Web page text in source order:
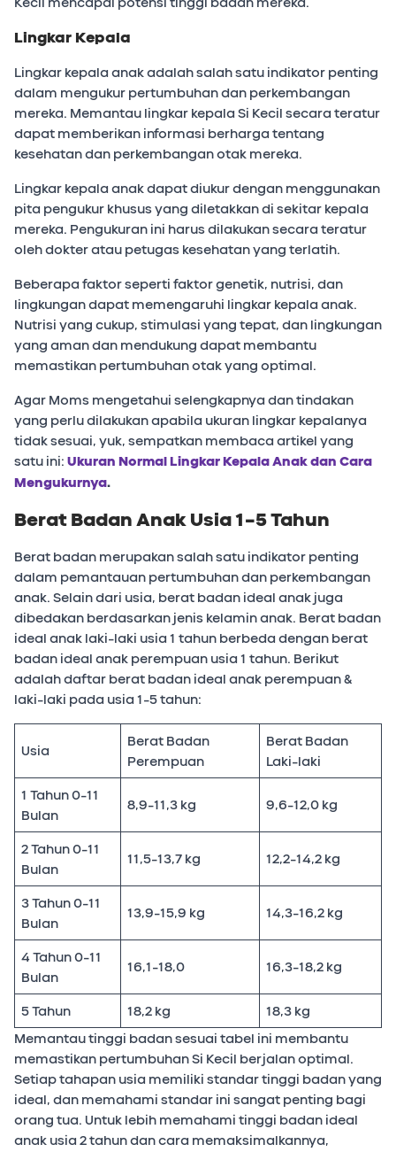
Lingkar Kepala
Lingkar kepala anak adalah salah satu indikator penting
dalam mengukur pertumbuhan dan perkembangan
mereka. Memantau lingkar kepala Si Kecil secara teratur
dapat memberikan informasi berharga tentang
kesehatan dan perkembangan otak mereka.
Lingkar kepala anak dapat diukur dengan menggunakan
pita pengukur khusus yang diletakkan di sekitar kepala
mereka. Pengukuran ini harus dilakukan secara teratur
oleh dokter atau petugas kesehatan yang terlatih.
Beberapa faktor seperti faktor genetik, nutrisi, dan
lingkungan dapat memengaruhi lingkar kepala anak.
Nutrisi yang cukup, stimulasi yang tepat, dan lingkungan
yang aman dan mendukung dapat membantu
memastikan pertumbuhan otak yang optimal.
Agar Moms mengetahui selengkapnya dan tindakan
yang perlu dilakukan apabila ukuran lingkar kepalanya
tidak sesuai, yuk, sempatkan membaca artikel yang
satu ini: Ukuran Normal Lingkar Kepala Anak dan Cara
Mengukurnya.
Berat Badan Anak Usia 1-5 Tahun
Berat badan merupakan salah satu indikator penting
dalam pemantauan pertumbuhan dan perkembangan
anak. Selain dari usia, berat badan ideal anak juga
dibedakan berdasarkan jenis kelamin anak. Berat badan
ideal anak laki-laki usia 1 tahun berbeda dengan berat
badan ideal anak perempuan usia 1 tahun. Berikut
adalah daftar berat badan ideal anak perempuan &
laki-laki pada usia 1-5 tahun:
Usia
Berat Badan
Perempuan
Berat Badan
Laki-laki
1 Tahun 0-11
Bulan
8,9-11,3 kg 9,6-12,0 kg
2 Tahun 0-11
Bulan
11,5-13,7 kg 12,2-14,2 kg
3 Tahun 0-11
Bulan
13,9-15,9 kg 14,3-16,2 kg
4 Tahun 0-11
Bulan
16,1-18,0 16,3-18,2 kg
5 Tahun 18,2 kg
18,3 kg
Memantau tinggi badan sesuai tabel ini membantu
memastikan pertumbuhan Si Kecil berjalan optimal.
Setiap tahapan usia memiliki standar tinggi badan yang
ideal, dan memahami standar ini sangat penting bagi
orang tua. Untuk lebih memahami tinggi badan ideal
anak usia 2 tahun dan cara memaksimalkannya,